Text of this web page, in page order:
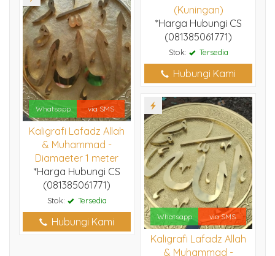
(Kuningan)
*Harga Hubungi CS
(081385061771)
Stok: Tersedia
Hubungi Kami
Whatsapp via SMS
Kaligrafi Lafadz Allah
& Muhammad -
Diamaeter 1 meter
*Harga Hubungi CS
(081385061771)
Stok: Tersedia
Hubungi Kami Whatsapp via SMS
Kaligrafi Lafadz Allah
& Muhammad -